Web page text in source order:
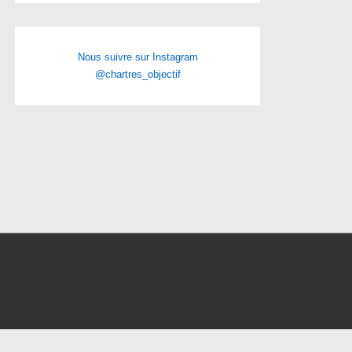
Nous suivre sur Instagram
@chartres_objectif